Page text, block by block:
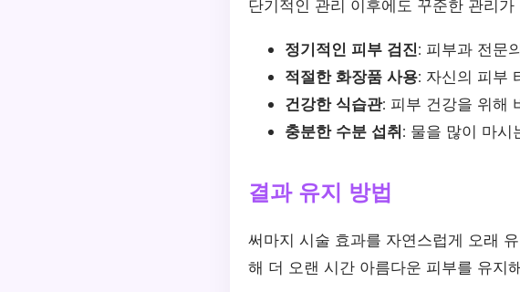
단기적인 관리 이후에도 꾸준한 관리
정기적인 피부 검진: 피부과 전문
적절한 화장품 사용: 자신의 피부
건강한 식습관: 피부 건강을 위해
충분한 수분 섭취: 물을 많이 마시
결과 유지 방법
써마지 시술 효과를 자연스럽게 오래
해 더 오랜 시간 아름다운 피부를 유지